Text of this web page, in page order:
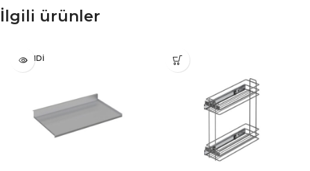
İlgili ürünler
TÜKENDI